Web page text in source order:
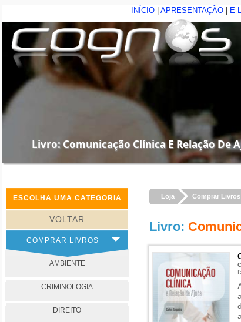
INÍCIO APRESENTAÇÃO E-
Livro: Comunicação Clínica E Relação De
ESCOLHA UMA CATEGORIA
VOLTAR
COMPRAR LIVROS
AMBIENTE
CRIMINOLOGIA
DIREITO
Loja Comprar Livros
Livro: